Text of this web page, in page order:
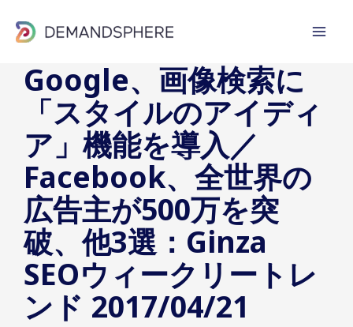
Google、画像検索に
「スタイルのアイディ
ア」機能を導入／
Facebook、全世界の
広告主が500万を突
破、他3選：Ginza
SEOウィークリートレ
ンド 2017/04/21